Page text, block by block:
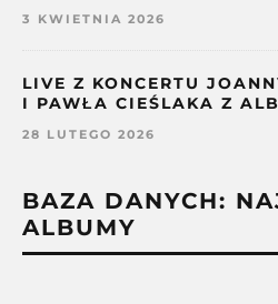
3 KWIETNIA 2026
LIVE Z KONCERTU
I PAWŁA CIEŚLAKA Z
28 LUTEGO 2026
BAZA DANYCH:
ALBUMY